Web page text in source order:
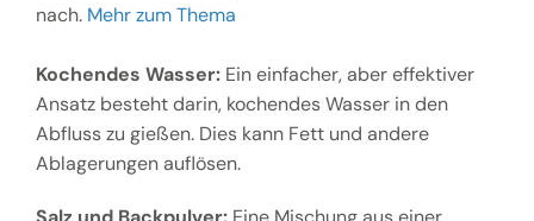
nach. Mehr zum Thema
Kochendes Wasser:Ein einfacher, aber effektiver
Ansatz besteht darin, kochendes Wasser in den
Abfluss zu gießen. Dies kann Fett und andere
Ablagerungen auflösen.